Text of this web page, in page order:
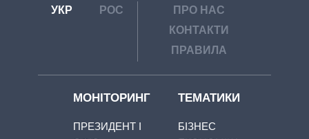
УКР РОС
ПРО НАС
КОНТАКТИ
ПРАВИЛА
МОНІТОРИНГ
ПРЕЗИДЕНТ І
ТЕМАТИКИ
БІЗНЕС